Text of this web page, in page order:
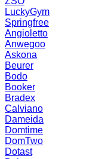
LuckyGym
Springfree
Angioletto
Anwegoo
Askona
Beurer
Bodo
Booker
Bradex
Calviano
Dameida
Domtime
DomTwo
Dotast